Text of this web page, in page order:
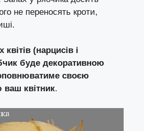
не переносять кроти,
(нарцисів і
буде декоративною
своєю
ваш квітник.